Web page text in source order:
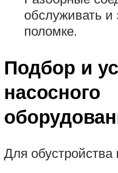
обслуживать и
поломке.
Подбор и
насосного
Для обустройства